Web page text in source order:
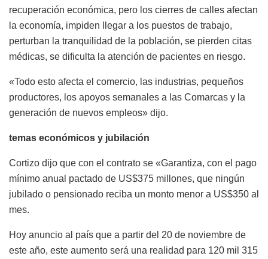
recuperación económica, pero los cierres de calles afectan
la economía, impiden llegar a los puestos de trabajo,
perturban la tranquilidad de la población, se pierden citas
médicas, se dificulta la atención de pacientes en riesgo.
«Todo esto afecta el comercio, las industrias, pequeños
productores, los apoyos semanales a las Comarcas y la
generación de nuevos empleos» dijo.
temas económicos y jubilación
Cortizo dijo que con el contrato se «Garantiza, con el pago
mínimo anual pactado de US$375 millones, que ningún
jubilado o pensionado reciba un monto menor a US$350 al
mes.
Hoy anuncio al país que a partir del 20 de noviembre de
este año, este aumento será una realidad para 120 mil 315